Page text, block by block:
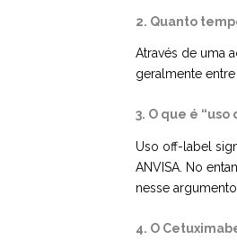
2. Quanto
Através de uma
geralmente
3. O que é
Uso off-label
ANVISA. No
nesse argumento.
4. O